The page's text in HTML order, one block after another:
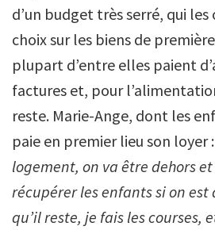
d’un budget très serré, qui
choix sur les biens de
plupart d’entre elles paient
factures et, pour
reste. Marie-Ange, dont les
paie en premier lieu son loyer :
logement, on va être dehors
récupérer les enfants si on est
qu’il reste, je fais les courses,